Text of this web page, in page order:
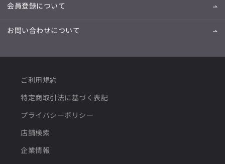
会員登録について
お問い合わせについて
ご利用規約
特定商取引法に基づく表記
プライバシーポリシー
店舗検索
企業情報